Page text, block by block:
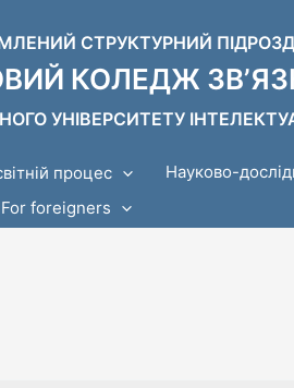
СТРУКТУРНИЙ
КОЛЕДЖ
УНІВЕРСИТЕТУ
процес Науково-
For foreigners